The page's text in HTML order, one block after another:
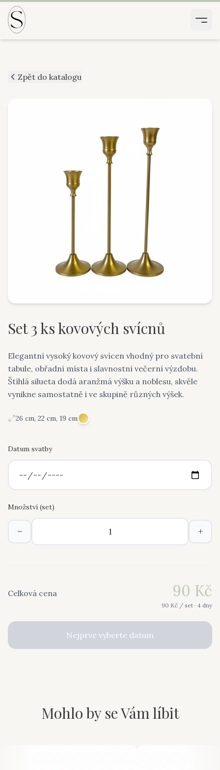
Zpět do katalogu
Set 3 ks kovových svícnů
Elegantní vysoký kovový svícen vhodný pro svatební
tabule, obřadní místa i slavnostní večerní výzdobu.
Štíhlá silueta dodá aranžmá výšku a noblesu, skvěle
vynikne samostatně i ve skupině různých výšek.
26 cm, 22 cm, 19 cm
Datum svatby
Množství (set)
− +
Celková cena 90 Kč
90 Kč / set · 4 dny
Nejprve vyberte datum
Mohlo by se Vám líbit